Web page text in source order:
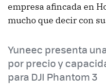
empresa afincada en
mucho que decir con
Yuneec presenta
por precio y
para DJI Phantom 3